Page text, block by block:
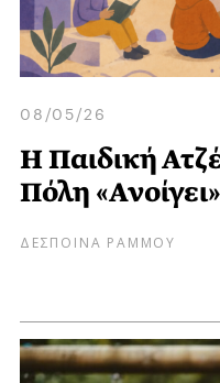
08/05/26
Η Παιδική
Πόλη
ΔΕΣΠΟΙΝΑ ΡΑΜΜΟΥ